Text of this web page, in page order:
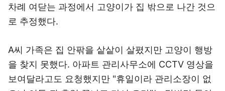
차례 여닫는 과정에서 고양이가 집 밖으로 나간 것으
로 추정했다.
A씨 가족은 집 안팎을 샅샅이 살폈지만 고양이 행방
을 찾지 못했다. 아파트 관리사무소에 CCTV 영상을
보여달라고도 요청했지만 "휴일이라 관리소장이 없